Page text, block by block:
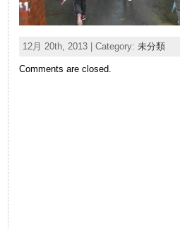
12月 20th, 2013 | Category: 未分類
Comments are closed.